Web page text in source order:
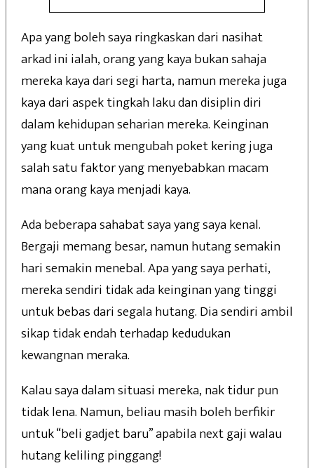
Apa yang boleh saya ringkaskan dari nasihat
arkad ini ialah, orang yang kaya bukan sahaja
mereka kaya dari segi harta, namun mereka juga
kaya dari aspek tingkah laku dan disiplin diri
dalam kehidupan seharian mereka. Keinginan
yang kuat untuk mengubah poket kering juga
salah satu faktor yang menyebabkan macam
mana orang kaya menjadi kaya.
Ada beberapa sahabat saya yang saya kenal.
Bergaji memang besar, namun hutang semakin
hari semakin menebal. Apa yang saya perhati,
mereka sendiri tidak ada keinginan yang tinggi
untuk bebas dari segala hutang. Dia sendiri ambil
sikap tidak endah terhadap kedudukan
kewangnan meraka.
Kalau saya dalam situasi mereka, nak tidur pun
tidak lena. Namun, beliau masih boleh berfikir
untuk “beli gadjet baru” apabila next gaji walau
hutang keliling pinggang!